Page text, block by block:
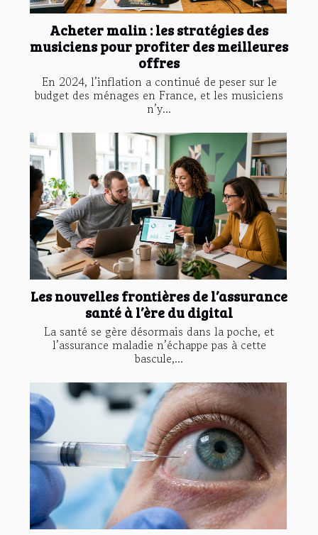
Acheter malin : les stratégies des
musiciens pour profiter des meilleures
offres
En 2024, l’inflation a continué de peser sur le
budget des ménages en France, et les musiciens
n’y...
Les nouvelles frontières de l’assurance
santé à l’ère du digital
La santé se gère désormais dans la poche, et
l’assurance maladie n’échappe pas à cette
bascule,...